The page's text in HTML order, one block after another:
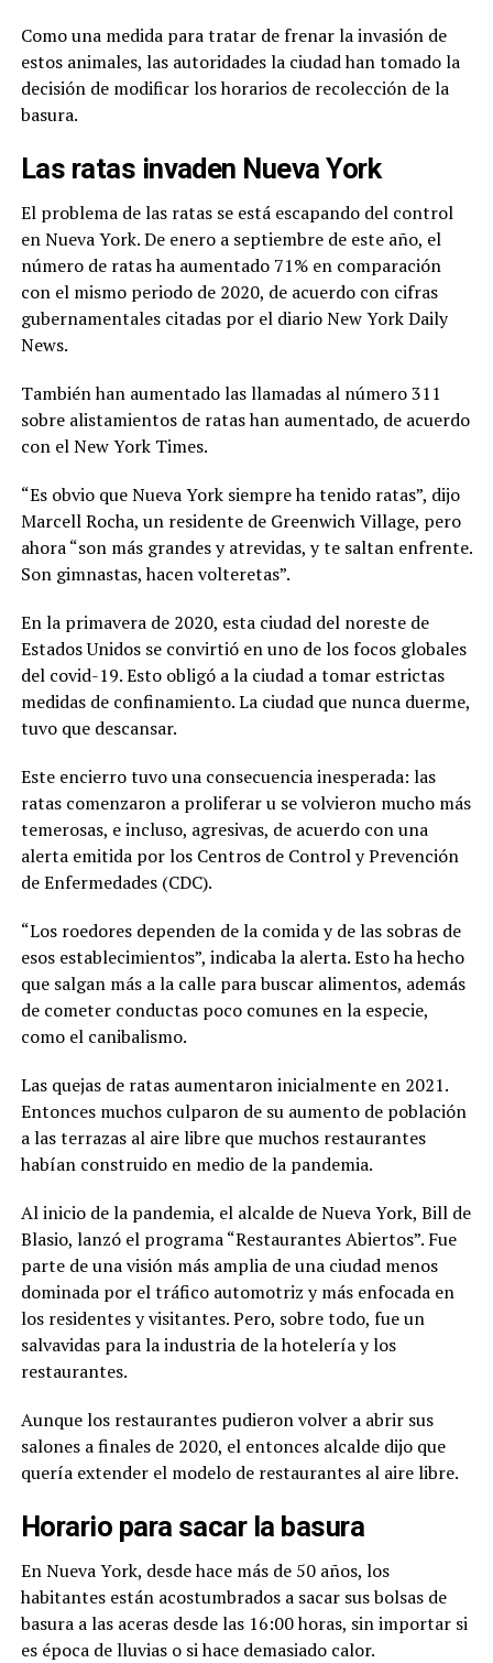
Como una medida para tratar de frenar la invasión de
estos animales, las autoridades la ciudad han tomado la
decisión de modificar los horarios de recolección de la
basura.
Las ratas invaden Nueva York
El problema de las ratas se está escapando del control
en Nueva York. De enero a septiembre de este año, el
número de ratas ha aumentado 71% en comparación
con el mismo periodo de 2020, de acuerdo con cifras
gubernamentales citadas por el diario New York Daily
News.
También han aumentado las llamadas al número 311
sobre alistamientos de ratas han aumentado, de acuerdo
con el New York Times.
“Es obvio que Nueva York siempre ha tenido ratas”, dijo
Marcell Rocha, un residente de Greenwich Village, pero
ahora “son más grandes y atrevidas, y te saltan enfrente.
Son gimnastas, hacen volteretas”.
En la primavera de 2020, esta ciudad del noreste de
Estados Unidos se convirtió en uno de los focos globales
del covid-19. Esto obligó a la ciudad a tomar estrictas
medidas de confinamiento. La ciudad que nunca duerme,
tuvo que descansar.
Este encierro tuvo una consecuencia inesperada: las
ratas comenzaron a proliferar u se volvieron mucho más
temerosas, e incluso, agresivas, de acuerdo con una
alerta emitida por los Centros de Control y Prevención
de Enfermedades (CDC).
“Los roedores dependen de la comida y de las sobras de
esos establecimientos”, indicaba la alerta. Esto ha hecho
que salgan más a la calle para buscar alimentos, además
de cometer conductas poco comunes en la especie,
como el canibalismo.
Las quejas de ratas aumentaron inicialmente en 2021.
Entonces muchos culparon de su aumento de población
a las terrazas al aire libre que muchos restaurantes
habían construido en medio de la pandemia.
Al inicio de la pandemia, el alcalde de Nueva York, Bill de
Blasio, lanzó el programa “Restaurantes Abiertos”. Fue
parte de una visión más amplia de una ciudad menos
dominada por el tráfico automotriz y más enfocada en
los residentes y visitantes. Pero, sobre todo, fue un
salvavidas para la industria de la hotelería y los
restaurantes.
Aunque los restaurantes pudieron volver a abrir sus
salones a finales de 2020, el entonces alcalde dijo que
quería extender el modelo de restaurantes al aire libre.
Horario para sacar la basura
En Nueva York, desde hace más de 50 años, los
habitantes están acostumbrados a sacar sus bolsas de
basura a las aceras desde las 16:00 horas, sin importar si
es época de lluvias o si hace demasiado calor.